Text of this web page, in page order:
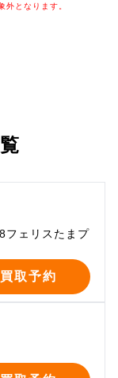
となります。
フェリスたまプ
買取予約